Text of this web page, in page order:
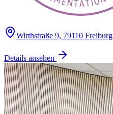
Wirthstraße 9, 79110 Freiburg
Details ansehen